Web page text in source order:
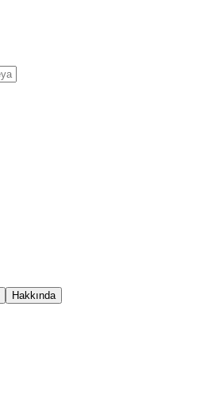
Hakkında